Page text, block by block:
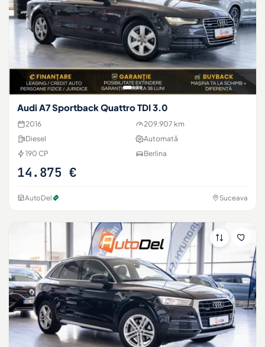
Audi A7 Sportback Quattro TDI 3.0
2016
209.907 km
Diesel
Automată
190 CP
Berlina
14.875 €
AutoDel Suceava